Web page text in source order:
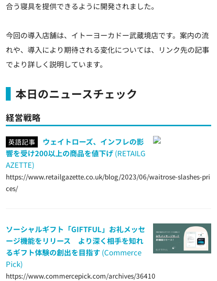
合う寝具を提供できるように開発されました。
今回の導入店舗は、イトーヨーカドー武蔵境店です。案内の流
れや、導入により期待される変化については、リンク先の記事
でより詳しく説明しています。
本日のニュースチェック
経営戦略
英語記事
ウェイトローズ、インフレの影
響を受け200以上の商品を値下げ(RETAILG
AZETTE)
https://www.retailgazette.co.uk/blog/2023/06/waitrose-slashes-pri
ces/
ソーシャルギフト「GIFTFUL」お礼メッセ
ージ機能をリリース より深く相手を知れ
るギフト体験の創出を目指す (Commerce
Pick)
https://www.commercepick.com/archives/36410